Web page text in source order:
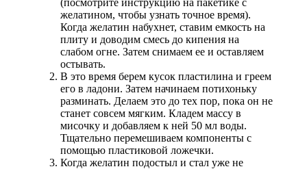
желатином, чтобы узнать точное время).
Когда желатин набухнет, ставим емкость на
плиту и доводим смесь до кипения на
слабом огне. Затем снимаем ее и оставляем
остывать.
В это время берем кусок пластилина и греем
его в ладони. Затем начинаем потихоньку
разминать. Делаем это до тех пор, пока он не
станет совсем мягким. Кладем массу в
мисочку и добавляем к ней 50 мл воды.
Тщательно перемешиваем компоненты с
помощью пластиковой ложечки.
Когда желатин подостыл и стал уже не